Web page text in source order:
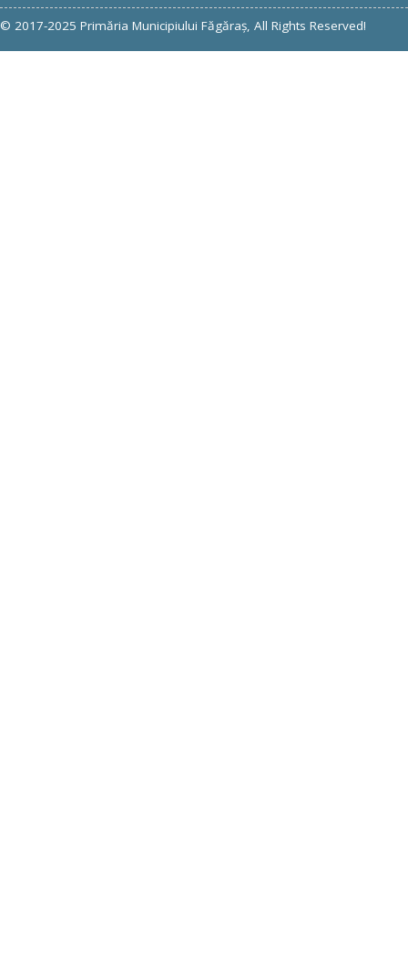
© 2017-2025 Primăria Municipiului Făgăraş, All Rights Reserved!